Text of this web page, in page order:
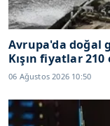
Avrupa'da doğal
Kışın fiyatlar
06 Ağustos 2026 10:50